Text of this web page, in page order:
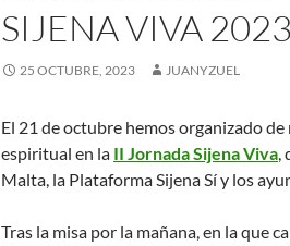
SIJENA VIVA 2023
25 OCTUBRE, 2023 JUANYZUEL
El 21 de octubre hemos organizado
espiritual en la II Jornada Sijena Viva
Malta, la Plataforma Sijena Sí y los
Tras la misa por la mañana, en la que